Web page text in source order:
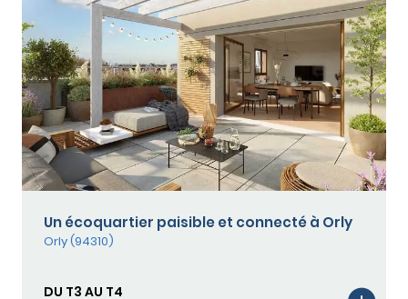
Un écoquartier paisible et connecté à Orly
Orly (94310)
DU T3 AU T4